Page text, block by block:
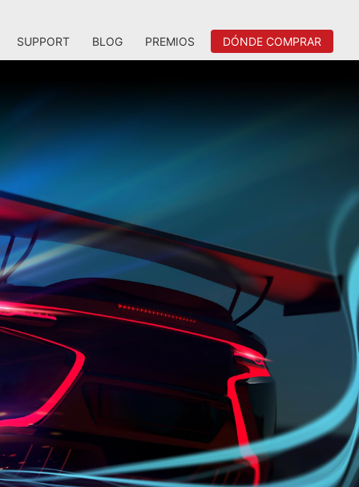
SUPPORT BLOG PREMIOS DÓNDE COMPRAR